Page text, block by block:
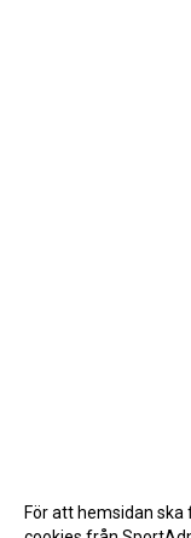
För att hemsidan